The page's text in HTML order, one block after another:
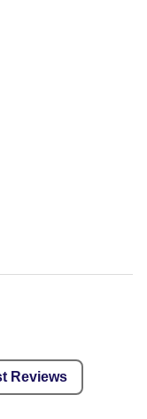
Reviews